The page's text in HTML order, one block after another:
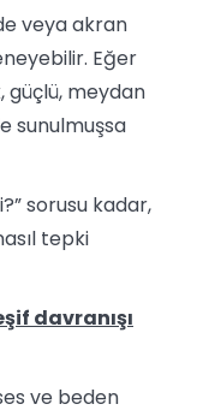
veya akran
Eğer
güçlü, meydan
sunulmuşsa
sorusu kadar,
tepki
davranışı
ve beden